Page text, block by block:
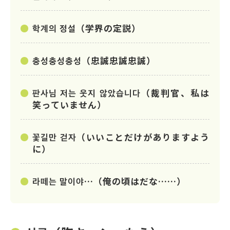
학계의 정설（学界の定説）
충성충성충성（忠誠忠誠忠誠）
판사님 저는 웃지 않았습니다（裁判官、私は
笑っていません）
꽃길만 걷자（いいことだけがありますよう
に）
라떼는 말이야…（俺の頃はだな……）